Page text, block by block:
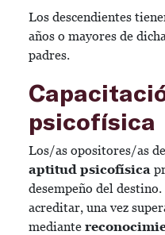
Los descendientes
años o mayores de
padres.
psicofísica
Los/as opositores/as
aptitud psicofísica
desempeño del
acreditar, una vez
mediante